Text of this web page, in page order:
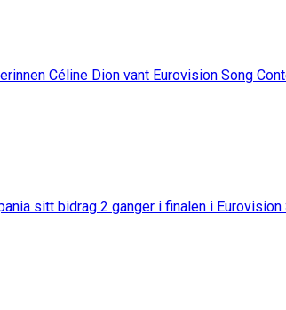
Céline Dion vant Eurovision Song
sitt bidrag 2 ganger i finalen i